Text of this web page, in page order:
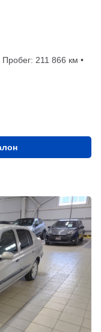
Пробег: 211 866 км •